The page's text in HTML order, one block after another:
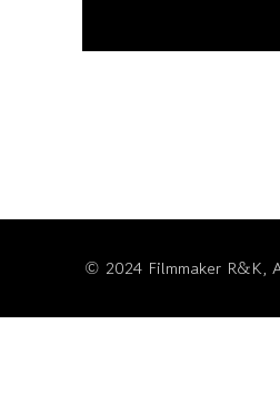
© 2024 Filmmaker R&K,